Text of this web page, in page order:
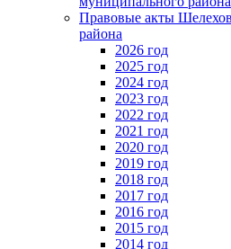
Правовые акты
района
2026 год
2025 год
2024 год
2023 год
2022 год
2021 год
2020 год
2019 год
2018 год
2017 год
2016 год
2015 год
2014 год